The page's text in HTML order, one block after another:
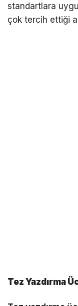
standartlara
çok tercih ettiği
Tez Yazdırma